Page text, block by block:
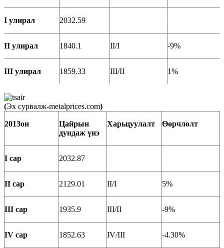
I улирал 2032.59
II улирал 1840.1 II/I -9%
III улирал 1859.33 III/II 1%
(Эх сурвалж-metalprices.com)
2013он
Цайрын
дундаж үнэ
Харьцуулалт Өөрчлөлт
I сар 2032.87
II сар 2129.01 II/I 5%
III сар 1935.9 III/II -9%
IV сар 1852.63 IV/III -4.30%